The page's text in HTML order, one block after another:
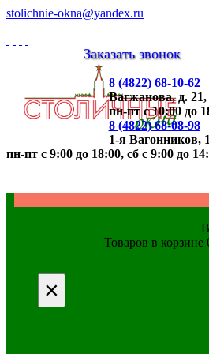
stolichnie-okna@yandex.ru
8 (4822)68-10-62
Вагжанова, д. 21,
пн-пт с 10:00 до
8 (4822)68-08-98
1-я Вагонников,
пн-пт с 9:00 до 18:00, cб с 9:00 до
Заказать звонок
Товаров в корзине
×